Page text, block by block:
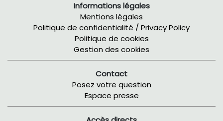
Informations légales
Mentions légales
Politique de confidentialité / Privacy Policy
Politique de cookies
Gestion des cookies
Contact
Posez votre question
Espace presse